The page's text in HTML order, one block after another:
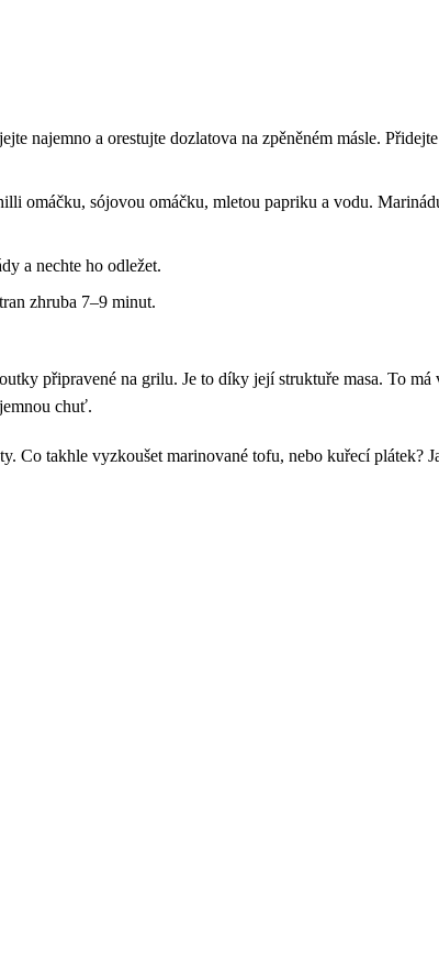
najemno a orestujte dozlatova na zpěněném másle.
omáčku, sójovou omáčku, mletou papriku a vodu.
a nechte ho odležet.
zhruba 7–9 minut.
připravené na grilu. Je to díky její struktuře masa. To má
chuť.
Co takhle vyzkoušet marinované tofu, nebo kuřecí plátek?